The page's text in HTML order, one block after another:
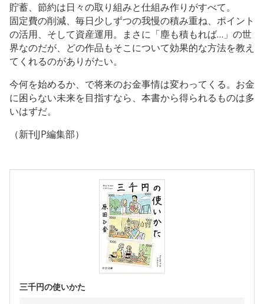
貯蓄、節約は日々の取り組みと仕組み作りがすべて。
固定費の削減、毎日少しずつの我慢の積み重ね、ポイント
の活用、そして資産運用。まさに「塵も積もれば…」の世
界なのだが、どの作品もそこについて効果的な方法を教え
てくれるのがありがたい。
今何を始めるか、で将来のお金事情は変わってくる。お金
に困らない未来を目指すなら、本書から得られるものは多
いはずだ。
（新刊JP編集部）
三千円の使いかた